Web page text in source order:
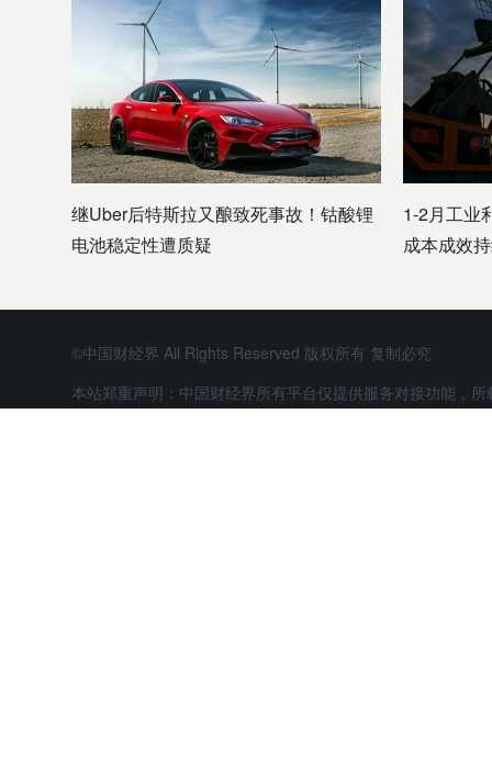
继Uber后特斯拉又酿致死事故！钴酸锂
电池稳定性遭质疑
1-2月工业
成本成效
©中国财经界 All Rights Reserved 版权所有 复制必究
本站郑重声明：中国财经界所有平台仅提供服务对接功能，